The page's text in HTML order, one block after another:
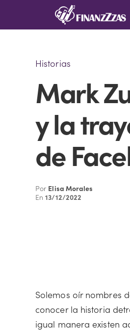
Historias
Mark
y la
de
Por Elisa Morales
En13/12/2022
Solemos oír nombres
conocer la historia
igual manera existen